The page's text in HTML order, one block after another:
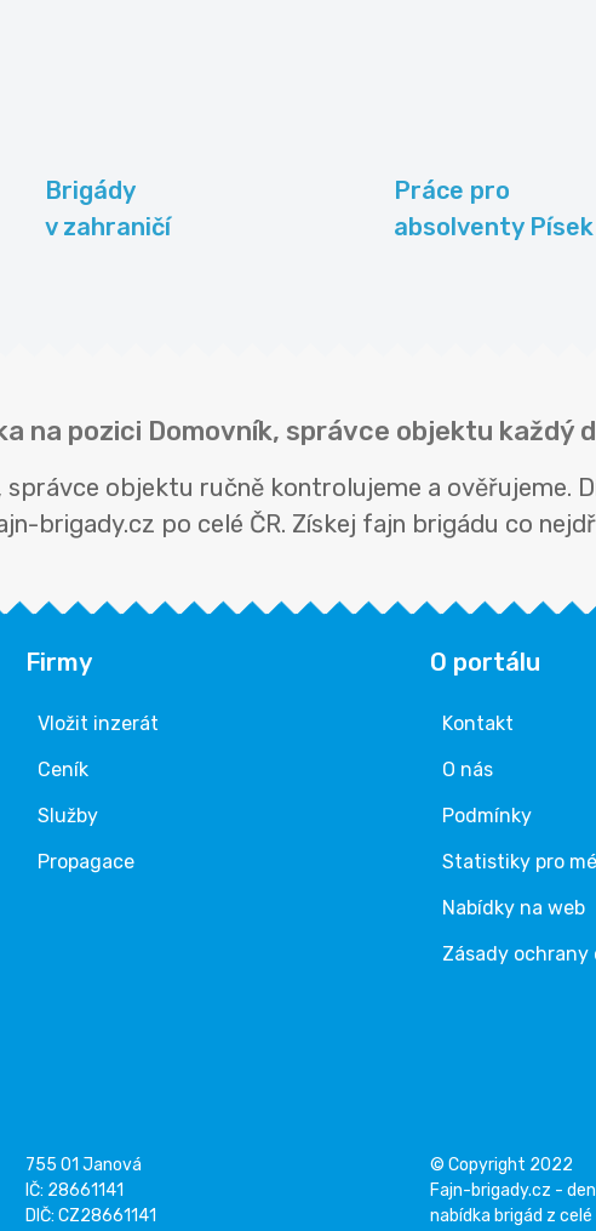
Brigády
v zahraničí
Práce pro
absolventy Písek
na pozici Domovník, správce objektu každý
správce objektu ručně kontrolujeme a ověřujeme.
brigady.cz po celé ČR. Získej fajn brigádu co
Firmy
Vložit inzerát
Ceník
Služby
Propagace
O portálu
Kontakt
O nás
Podmínky
Statistiky pro
Nabídky na web
Zásady
755 01 Janová
IČ: 28661141
DIČ: CZ28661141
© Copyright 2022
Fajn-brigady.cz -
nabídka brigád z celé